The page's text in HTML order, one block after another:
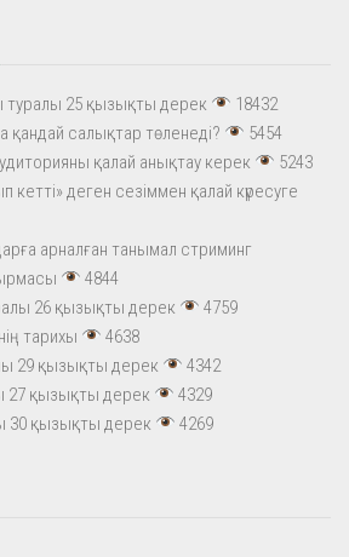
туралы 25 қызықты дерек
18432
салықтар төленеді?
5454
қалай анықтау керек
5243
кетті» деген сезіммен қалай күресуге
арналған танымал стриминг
4844
26 қызықты дерек
4759
тарихы
4638
29 қызықты дерек
4342
27 қызықты дерек
4329
30 қызықты дерек
4269